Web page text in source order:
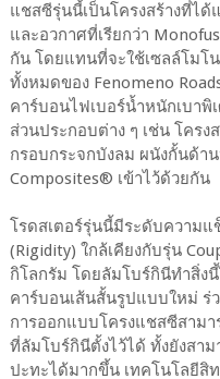
แชสซีรุ่นนี้เป็นโครงสร้างที่ไ
และอวกาศที่เรียกว่า
กัน โดยแทนที่จะใช้เซลล์โม
ทั้งหมดของ Fenomeno
คาร์บอนไฟเบอร์น้ำหนักเบาพิ
ส่วนประกอบต่าง ๆ เช่น โคร
กรอบกระจกบังลม ผนังกั้นด้า
Composites® เข้าไว้ด้วยกัน
โรดสเตอร์รุ่นนี้มีระดับความแ
(Rigidity) ใกล้เคียงกับรุ่น
กิโลกรัม โดยลัมโบร์กินีทำสิ่ง
คาร์บอนเส้นสั้นรูปแบบใหม่ ร่
การออกแบบโครงแชสซีสาม
ที่ลัมโบร์กินีตั้งไว้ได้ ทั้งยังสา
ปะทะได้มากขึ้น เทคโนโลยีสิ